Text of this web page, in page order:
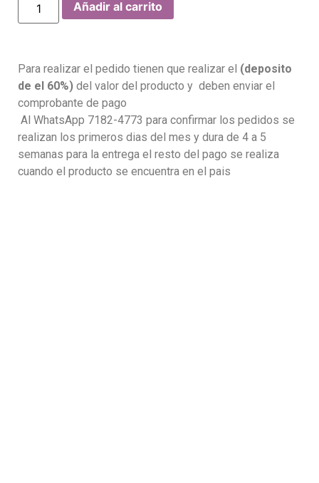
Añadir al carrito
Para realizar el pedido tienen que realizar el (deposito
de el 60%) del valor del producto y deben enviar el
comprobante de pago
Al WhatsApp 7182-4773 para confirmar los pedidos se
realizan los primeros dias del mes y dura de 4 a 5
semanas para la entrega el resto del pago se realiza
cuando el producto se encuentra en el pais